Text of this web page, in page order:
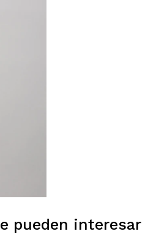
pueden interesar